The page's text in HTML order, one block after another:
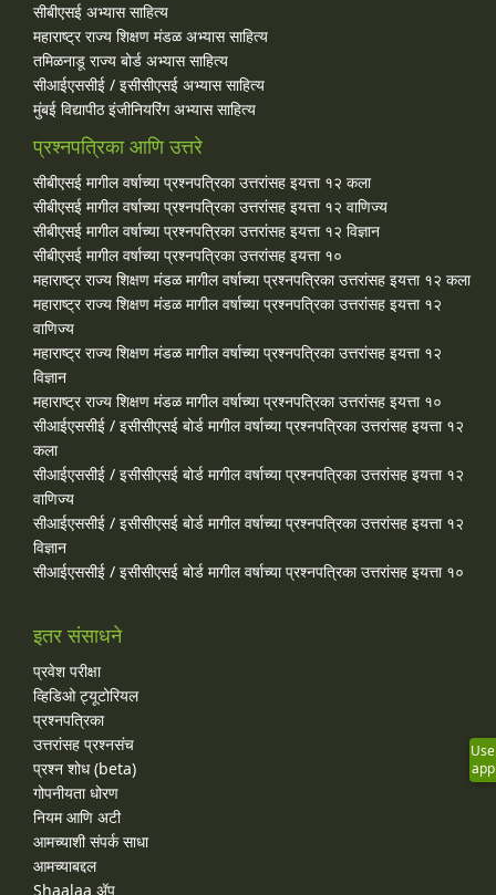
सीबीएसई अभ्यास साहित्य
महाराष्ट्र राज्य शिक्षण मंडळ अभ्यास साहित्य
तमिळनाडू राज्य बोर्ड अभ्यास साहित्य
सीआईएससीई / इसीसीएसई अभ्यास साहित्य
मुंबई विद्यापीठ इंजीनियरिंग अभ्यास साहित्य
प्रश्नपत्रिका आणि उत्तरे
सीबीएसई मागील वर्षाच्या प्रश्‍नपत्रिका उत्तरांसह इयत्ता १२ कला
सीबीएसई मागील वर्षाच्या प्रश्‍नपत्रिका उत्तरांसह इयत्ता १२ वाणिज्य
सीबीएसई मागील वर्षाच्या प्रश्‍नपत्रिका उत्तरांसह इयत्ता १२ विज्ञान
सीबीएसई मागील वर्षाच्या प्रश्‍नपत्रिका उत्तरांसह इयत्ता १०
महाराष्ट्र राज्य शिक्षण मंडळ मागील वर्षाच्या प्रश्‍नपत्रिका उत्तरांसह इयत्ता १२ कला
महाराष्ट्र राज्य शिक्षण मंडळ मागील वर्षाच्या प्रश्‍नपत्रिका उत्तरांसह इयत्ता १२
वाणिज्य
महाराष्ट्र राज्य शिक्षण मंडळ मागील वर्षाच्या प्रश्‍नपत्रिका उत्तरांसह इयत्ता १२
विज्ञान
महाराष्ट्र राज्य शिक्षण मंडळ मागील वर्षाच्या प्रश्‍नपत्रिका उत्तरांसह इयत्ता १०
सीआईएससीई / इसीसीएसई बोर्ड मागील वर्षाच्या प्रश्‍नपत्रिका उत्तरांसह इयत्ता १२
कला
सीआईएससीई / इसीसीएसई बोर्ड मागील वर्षाच्या प्रश्‍नपत्रिका उत्तरांसह इयत्ता १२
वाणिज्य
सीआईएससीई / इसीसीएसई बोर्ड मागील वर्षाच्या प्रश्‍नपत्रिका उत्तरांसह इयत्ता १२
विज्ञान
सीआईएससीई / इसीसीएसई बोर्ड मागील वर्षाच्या प्रश्‍नपत्रिका उत्तरांसह इयत्ता १०
इतर संसाधने
प्रवेश परीक्षा
व्हिडिओ ट्यूटोरियल
प्रश्नपत्रिका
उत्तरांसह प्रश्नसंच
प्रश्न शोध (beta)
गोपनीयता धोरण
नियम आणि अटी
आमच्याशी संपर्क साधा
आमच्याबद्दल
Shaalaa ॲप
Use
app